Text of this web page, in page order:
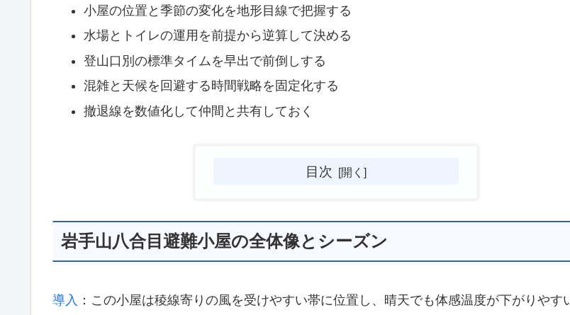
小屋の位置と季節の変化を地形目線で把握する
水場とトイレの運用を前提から逆算して決める
登山口別の標準タイムを早出で前倒しする
混雑と天候を回避する時間戦略を固定化する
撤退線を数値化して仲間と共有しておく
目次
岩手山八合目避難小屋の全体像とシーズン
導入 ：この小屋は稜線寄りの風を受けやすい帯に位置し、晴天でも体感温度が下がりやす